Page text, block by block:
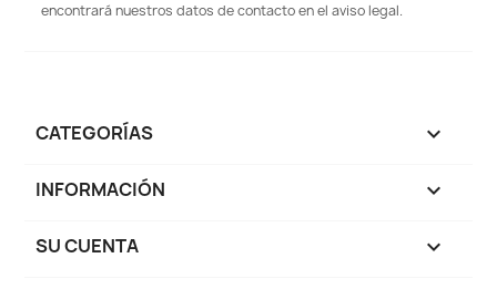
encontrará nuestros datos de contacto en el aviso legal.
CATEGORÍAS 
INFORMACIÓN 
SU CUENTA 